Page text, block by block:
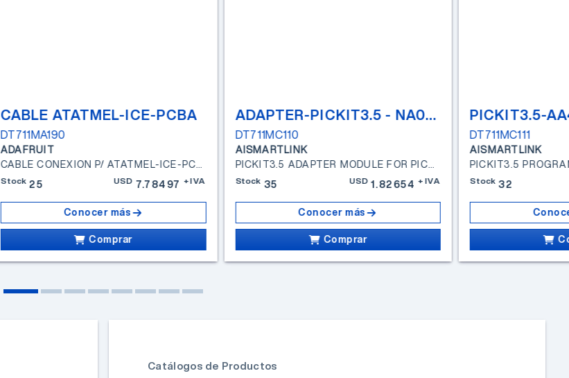
CABLE ATATMEL-ICE-PCBA
DT711MA190
ADAFRUIT
Stock 25 USD 7.78497 +IVA
Conocer más
Comprar
ADAPTER-PICKIT3.5 - NA099
DT711MC110
AISMARTLINK
Stock 35 USD 1.82654 +IVA
Conocer más
Comprar
PICKIT3.5-
DT711MC111
AISMARTLINK
PICKIT3.5
Stock 32
Catálogos de Productos